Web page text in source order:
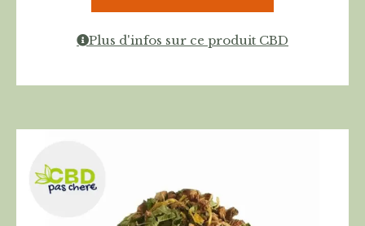
Plus d'infos sur ce produit CBD